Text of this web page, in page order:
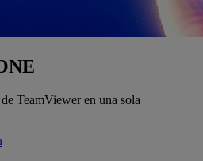
TeamViewer en una sola